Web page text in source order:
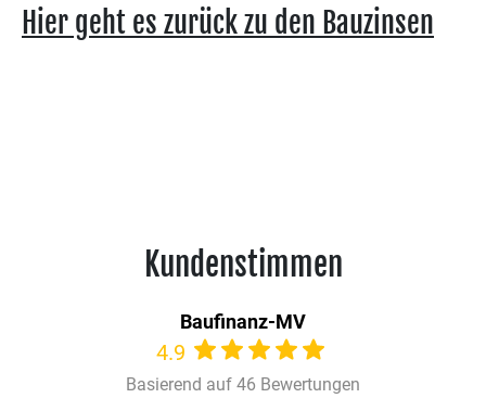
Hier geht es zurück zu den Bauzinsen
Kundenstimmen
Baufinanz-MV
4.9
Basierend auf 46 Bewertungen